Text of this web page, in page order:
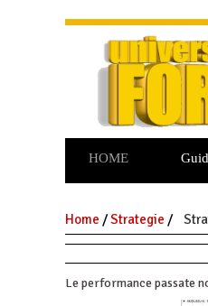
HOME
Commodities
Home /Strategie /
Le performance passate